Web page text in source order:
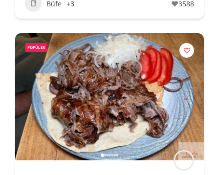
Büfe +3 3588
POPÜLER